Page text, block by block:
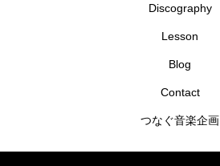
Discography
Lesson
Blog
Contact
つなぐ音楽企画